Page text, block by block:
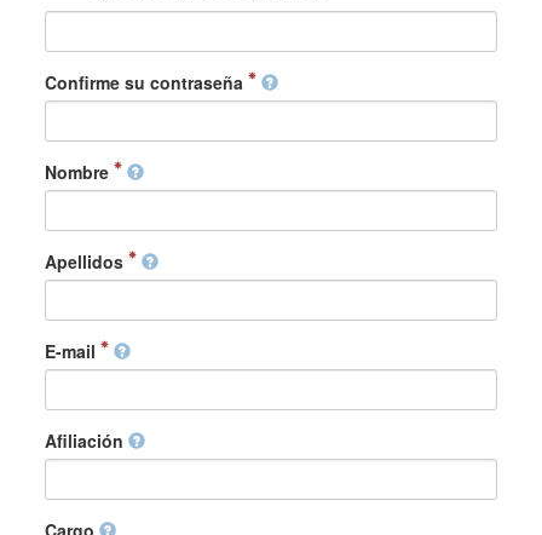
Confirme su contraseña
Nombre
Apellidos
E-mail
Afiliación
Cargo